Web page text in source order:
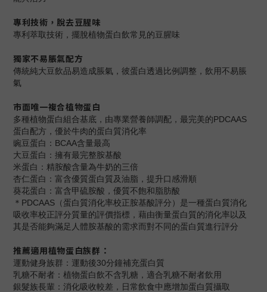
專利技術，脫去豆腥味
專利萃取技術，擺脫植物蛋白飲常見的豆腥味
獨家不易脹氣配方
傳統純大豆飲品易造成脹氣，彼蛋白透過比例調整，飲用不易脹
氣
市面唯一複合植物蛋白
多種植物蛋白組合基底，由專業營養師調配，最完美的PDCAAS
蛋白配方，優於牛肉的蛋白質消化率
豌豆蛋白：BCAA含量最高
大豆蛋白：擁有最完整胺基酸
米蛋白：精胺酸含量為牛奶的三倍
杏仁蛋白：富含優質蛋白質及油脂，提升口感滑順
葵花蛋白：富含甲硫胺酸，優質不飽和脂肪酸
＊PDCAAS（蛋白質消化率校正胺基酸評分）是一種蛋白質消化
吸收率校正評分質量的評價指標，藉由衡量蛋白質的消化率以及
其是否能夠滿足人體胺基酸的需求而對不同的蛋白質進行評分
推薦適用植物蛋白族群：
運動健身族群：運動後30分鐘補充蛋白質
乳糖不耐者：植物蛋白飲不含乳糖，適合乳糖不耐者飲用
銀髮族長輩：消化吸收較差，日常飲食中應增加蛋白質攝取